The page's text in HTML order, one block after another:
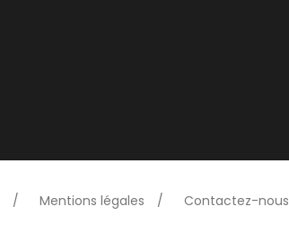
Mentions légales Contactez-nous